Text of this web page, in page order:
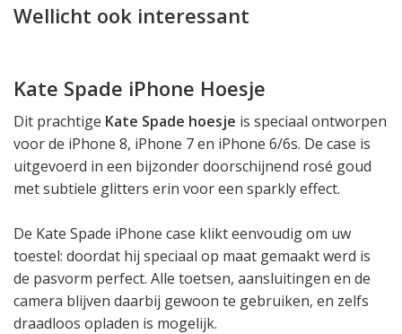
Wellicht ook interessant
Kate Spade iPhone Hoesje
Dit prachtige Kate Spade hoesje is speciaal ontworpen
voor de iPhone 8, iPhone 7 en iPhone 6/6s. De case is
uitgevoerd in een bijzonder doorschijnend rosé goud
met subtiele glitters erin voor een sparkly effect.
De Kate Spade iPhone case klikt eenvoudig om uw
toestel: doordat hij speciaal op maat gemaakt werd is
de pasvorm perfect. Alle toetsen, aansluitingen en de
camera blijven daarbij gewoon te gebruiken, en zelfs
draadloos opladen is mogelijk.